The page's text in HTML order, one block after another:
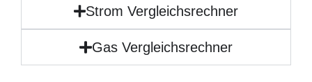
Strom Vergleichsrechner
Gas Vergleichsrechner